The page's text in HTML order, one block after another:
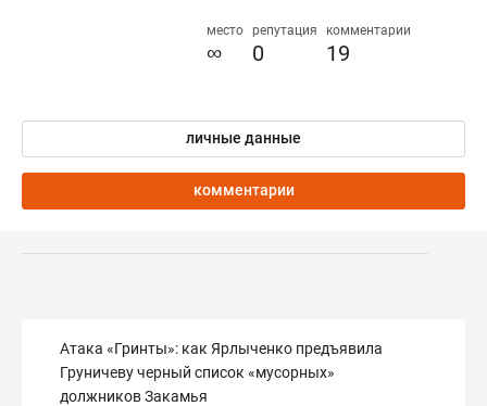
место
∞
репутация
0
комментарии
19
личные данные
комментарии
Атака «Гринты»: как Ярлыченко предъявила
Груничеву черный список «мусорных»
должников Закамья